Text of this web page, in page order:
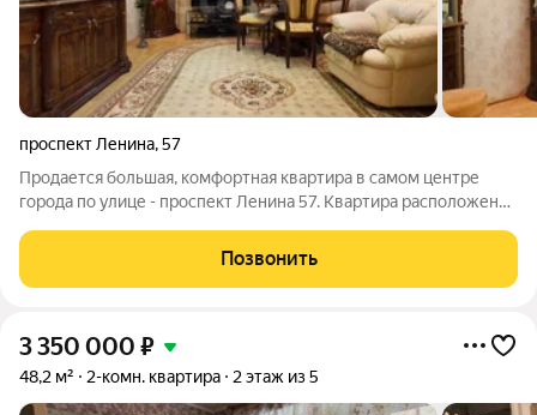
проспект Ленина,57
Продается большая, комфортная квартира в самом центре
города по улице - проспект Ленина 57. Квартира расположена
Эта квартира для тех, кто ценит роскошь и комфорт- высокие
потолки 3 метра,
Позвонить
3 350 000 ₽
48,2 м² 2-комн. квартира 2 этаж из 5